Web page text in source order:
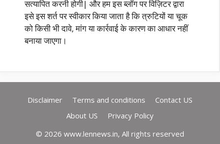
सत्यापित करनी होगी| और हम इस ब्लॉग पर विज़िटर द्वारा
इसे इस शर्त पर स्वीकार किया जाता है कि त्रुटियों या चूक
को किसी भी दावे, मांग या कार्रवाई के कारण का आधार नहीं
बनाया जाएगा।
Disclaimer Terms and conditions
Contact US
About US
Privacy Policy
© 2026 www.lennews.in, All rights reserved